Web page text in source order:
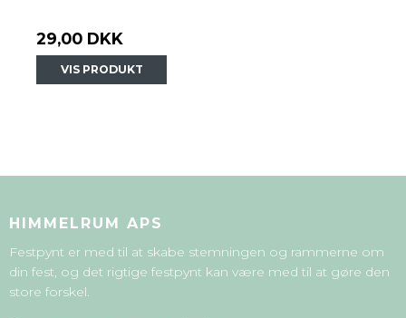
29,00 DKK
VIS PRODUKT
HIMMELRUM APS
Festpynt er med til at skabe stemningen og rammerne om
din fest, og det rigtige festpynt kan være med til at gøre den
store forskel.